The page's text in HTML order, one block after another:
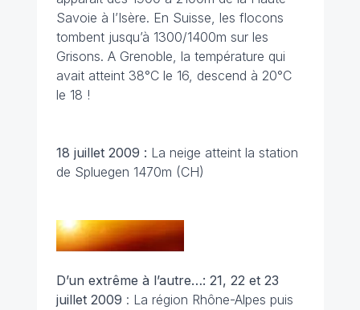
Savoie à l’Isère. En Suisse, les flocons
tombent jusqu’à 1300/1400m sur les
Grisons. A Grenoble, la température qui
avait atteint 38°C le 16, descend à 20°C
le 18 !
18 juillet 2009 : La neige atteint la station
de Spluegen 1470m (CH)
D’un extrême à l’autre…: 21, 22 et 23
juillet 2009 : La région Rhône-Alpes puis